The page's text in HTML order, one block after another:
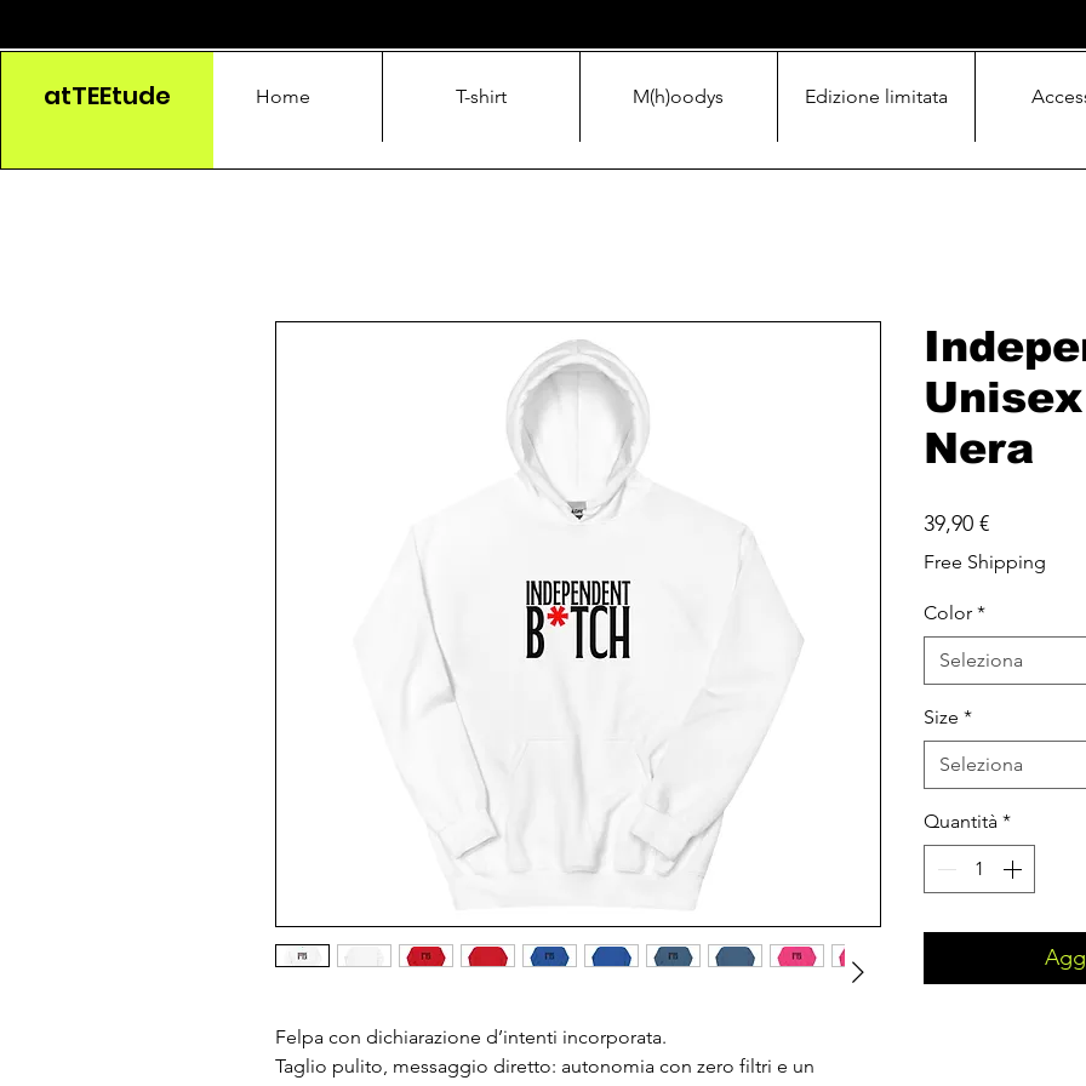
atTEEtude Home T-shirt M(h)oodys Edizione limitata
Felpa con dichiarazione d’intenti incorporata.
Taglio pulito, messaggio diretto: autonomia con zero filtri e un
Nera
39,90 €Prezzo
Free Shipping
Color *
Seleziona
Size *
Seleziona
Quantità *